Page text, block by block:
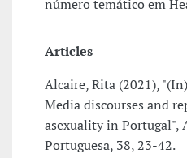
número temático em
Articles
Alcaire, Rita (2021),
Media discourses and
asexuality in Portugal",
Portuguesa, 38, 23-42.